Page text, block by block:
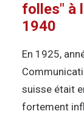
folles" à
1940
En 1925,
suisse était
fortement